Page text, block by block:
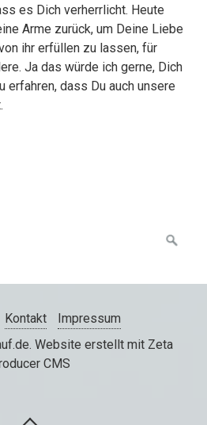
es Dich verherrlicht. Heute
Arme zurück, um Deine Liebe
ihr erfüllen zu lassen, für
Ja das würde ich gerne, Dich
erfahren, dass Du auch unsere
Kontakt
Impressum
Website erstellt mit Zeta
CMS